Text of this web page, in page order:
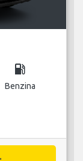
local_gas_station
Benzina